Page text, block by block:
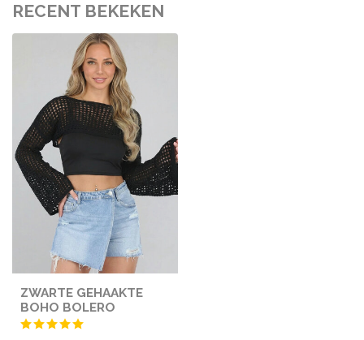
RECENT BEKEKEN
ZWARTE GEHAAKTE
BOHO BOLERO